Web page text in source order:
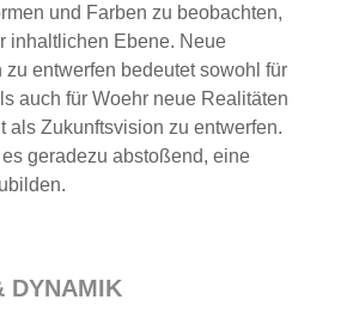
und Farben zu beobachten,
inhaltlichen Ebene. Neue
zu entwerfen bedeutet sowohl für
auch für Woehr neue Realitäten
als Zukunftsvision zu entwerfen.
geradezu abstoßend, eine
DYNAMIK